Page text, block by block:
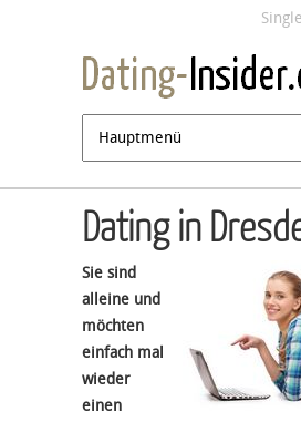
Jump to
Dating in
Sie sind
alleine und
möchten
einfach mal
wieder
einen